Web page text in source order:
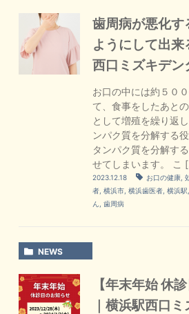
歯周病が悪化
ようにして出
西口ミズキデン
お口の中には約５０
て、食事をしたあと
として増殖を繰り返
ンパク質を分解する
タンパク質を分解す
せてしまいます。 こ
2023.12.18 お口の健康 ,
者 ,横浜市 ,横浜歯医者 ,横浜駅
ん
,歯周病
NEWS
【年末年始 休
｜横浜駅西口